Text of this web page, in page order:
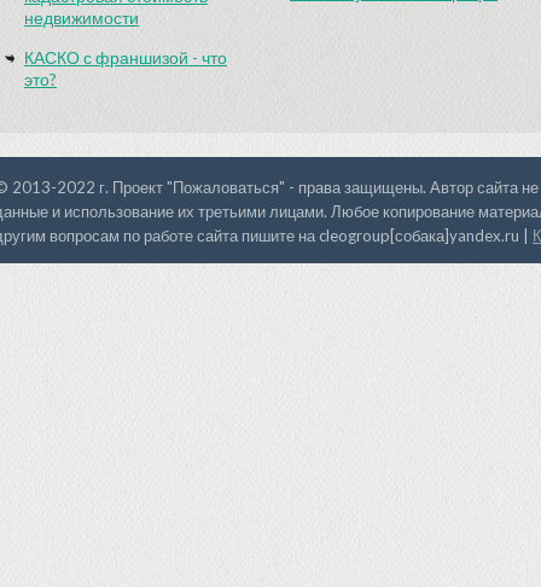
недвижимости
КАСКО с франшизой - что
это?
2013-2022 г. Проект "Пожаловаться" - права защищены. Автор сайта не
и использование их третьими лицами. Любое копирование
вопросам по работе сайта пишите на cleogroup[собака]yandex.ru |